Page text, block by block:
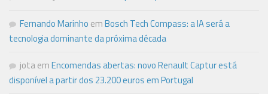
Fernando Marinho emBosch Tech Compass: a IA será a
tecnologia dominante da próxima década
jotaemEncomendas abertas: novo Renault Captur está
disponível a partir dos 23.200 euros em Portugal